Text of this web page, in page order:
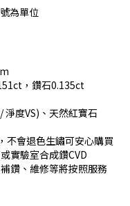
為單位
，鑽石0.135ct
淨度VS)、天然紅寶石
不會退色生鏽可安心購買
實驗室合成鑽CVD
鑽、維修等將按照服務